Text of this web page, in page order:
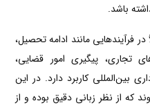
باشد.
فرآیندهایی مانند ادامه تحصیل،
تجاری، پیگیری امور قضایی،
بین‌المللی کاربرد دارد. در این
که از نظر زبانی دقیق بوده و از